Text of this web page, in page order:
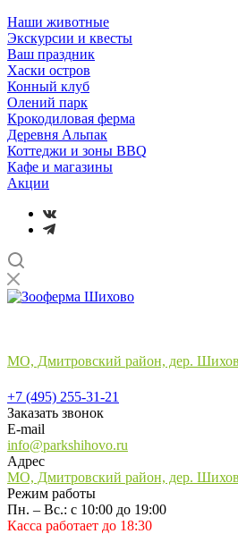
Наши животные
Экскурсии и квесты
Ваш праздник
Хаски остров
Конный клуб
Олений парк
Крокодиловая ферма
Деревня Альпак
Коттеджи и зоны BBQ
Кафе и магазины
Акции
МО, Дмитровский район, дер.
+7 (495) 255-31-21
Заказать звонок
E-mail
info@parkshihovo.ru
Адрес
МО, Дмитровский район, дер.
Режим работы
Пн. – Вс.: с 10:00 до 19:00
Касса работает до 18:30